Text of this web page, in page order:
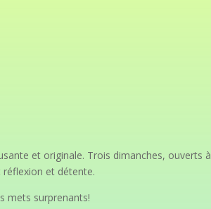
et originale. Trois dimanches, ouverts à
réflexion et détente.
mets surprenants!